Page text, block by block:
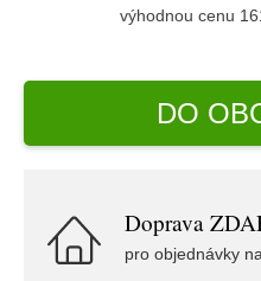
výhodnou cenu
DO
Doprava
pro objednávky